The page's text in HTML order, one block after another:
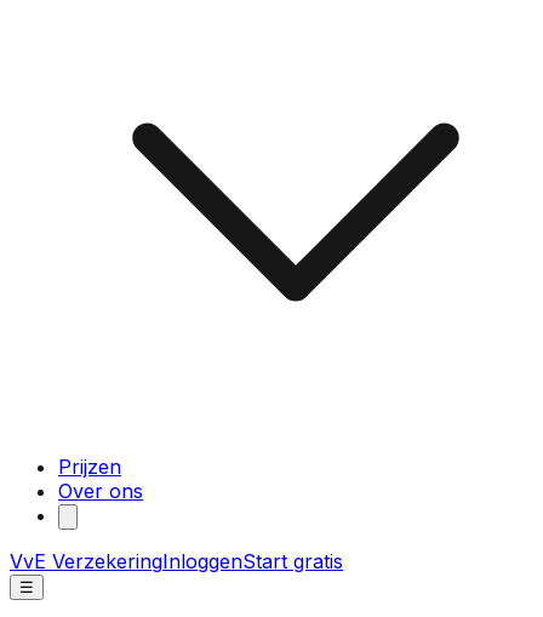
Prijzen
Over ons
VvE VerzekeringInloggenStart gratis
☰